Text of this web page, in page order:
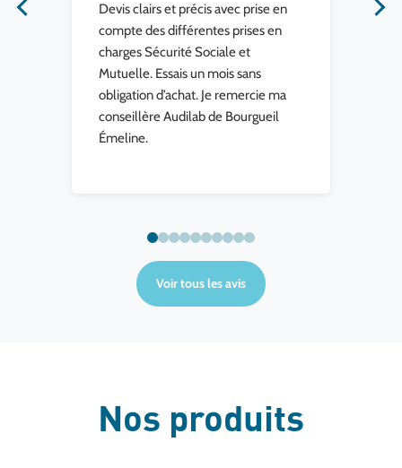
Devis clairs et précis avec prise en
compte des différentes prises en
charges Sécurité Sociale et
Mutuelle. Essais un mois sans
obligation d’achat. Je remercie ma
conseillère Audilab de Bourgueil
Émeline.
Voir tous les avis
Nos produits